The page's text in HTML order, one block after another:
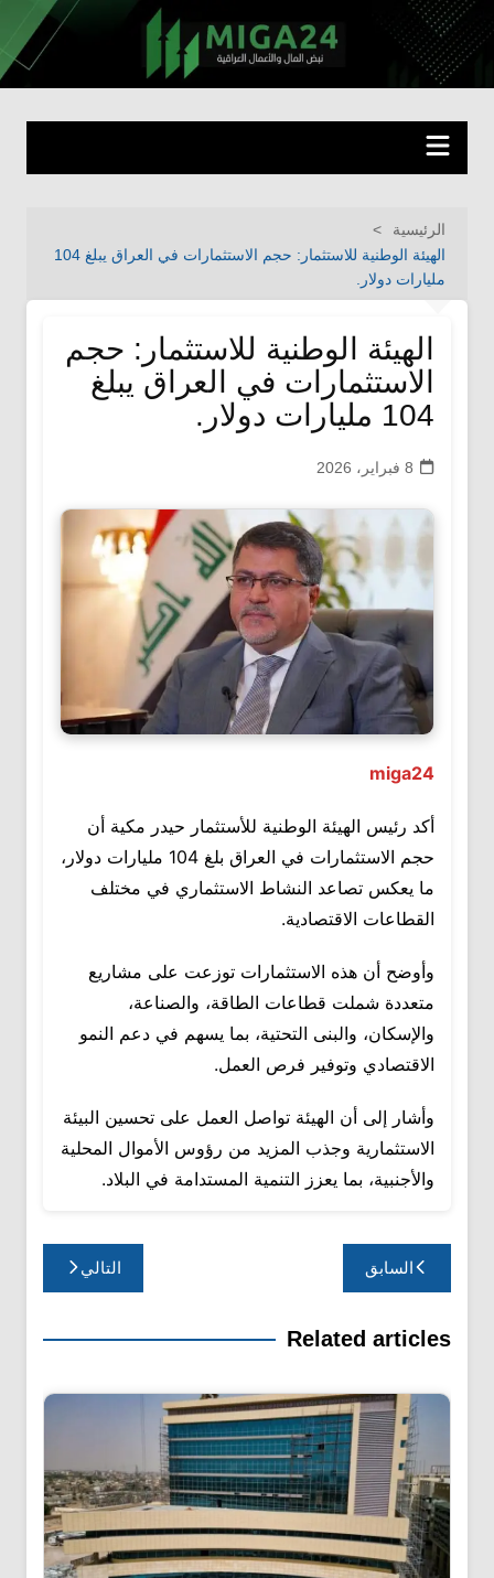
التجاوز
إلى
المحتوى
miga24.com نبض المال والأعمال العراقية
الرئيسية
الهيئة الوطنية للاستثمار: حجم الاستثمارات في العراق يبلغ 104
مليارات دولار.
الهيئة الوطنية للاستثمار: حجم
الاستثمارات في العراق يبلغ
104 مليارات دولار.
8 فبراير، 2026
miga24
أكد رئيس الهيئة الوطنية للأستثمار حيدر مكية أن
حجم الاستثمارات في العراق بلغ 104 مليارات دولار،
ما يعكس تصاعد النشاط الاستثماري في مختلف
القطاعات الاقتصادية.
وأوضح أن هذه الاستثمارات توزعت على مشاريع
متعددة شملت قطاعات الطاقة، والصناعة،
والإسكان، والبنى التحتية، بما يسهم في دعم النمو
الاقتصادي وتوفير فرص العمل.
وأشار إلى أن الهيئة تواصل العمل على تحسين البيئة
الاستثمارية وجذب المزيد من رؤوس الأموال المحلية
والأجنبية، بما يعزز التنمية المستدامة في البلاد.
تصفّح
المقالات
السابق التالي
Related articles